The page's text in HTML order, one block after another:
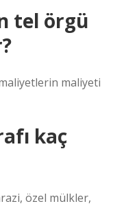
tel örgü
maliyeti
kaç
özel mülkler,